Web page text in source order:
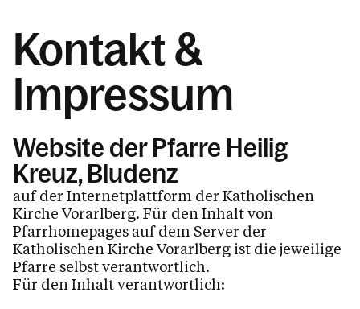
Kontakt &
Impressum
Website der Pfarre Heilig
Kreuz, Bludenz
auf der Internetplattform der Katholischen
Kirche Vorarlberg. Für den Inhalt von
Pfarrhomepages auf dem Server der
Katholischen Kirche Vorarlberg ist die jeweilige
Pfarre selbst verantwortlich.
Für den Inhalt verantwortlich: